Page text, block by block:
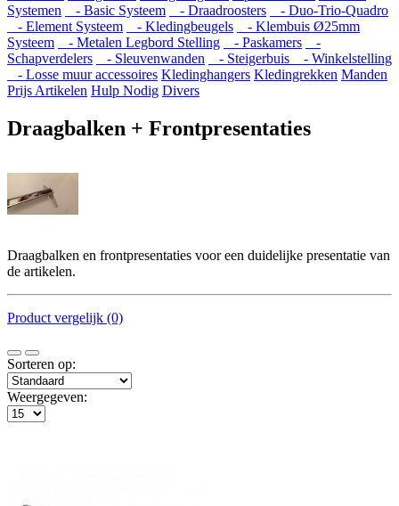
Systemen
- Basic Systeem - Draadroosters
- Duo-Trio-Quadro
- Element Systeem
- Kledingbeugels
- Klembuis Ø25mm
Systeem
- Metalen Legbord Stelling - Paskamers
-
Schapverdelers
- Sleuvenwanden - Steigerbuis
- Winkelstelling
- Losse muur accessoires Kledinghangers Kledingrekken Manden
Prijs Artikelen Hulp Nodig Divers
Draagbalken + Frontpresentaties
Draagbalken en frontpresentaties voor een duidelijke presentatie van
de artikelen.
Product vergelijk (0)
Sorteren op:
Weergegeven: